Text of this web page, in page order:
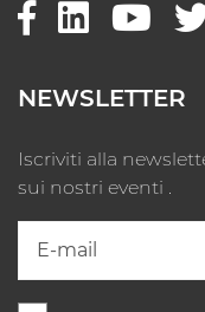
NEWSLETTER
Iscriviti alla
sui nostri eventi .